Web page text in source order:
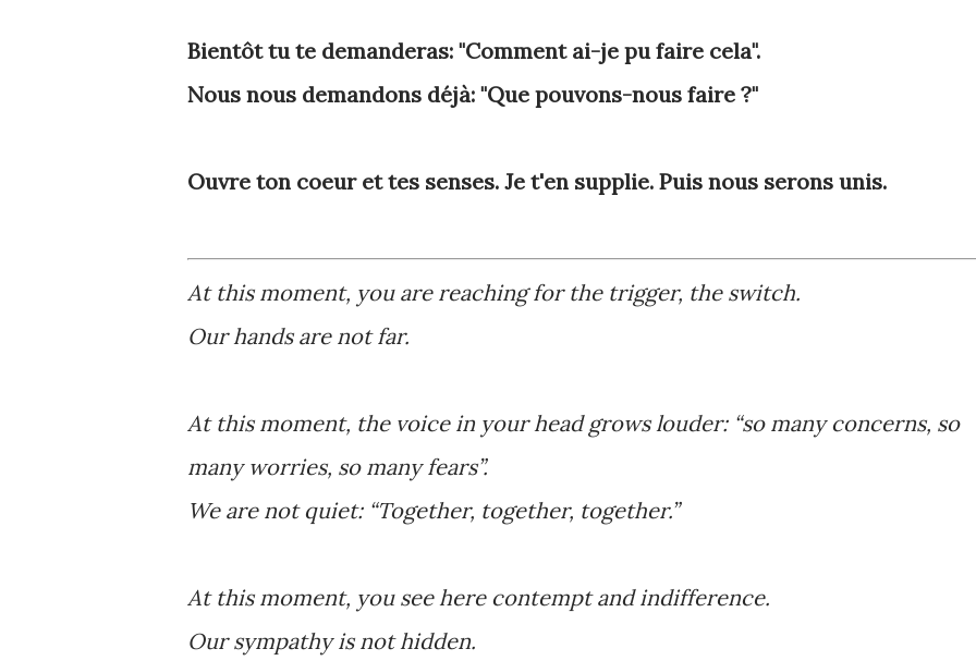
Bientôt tu te demanderas: "Comment ai-je pu faire cela".
Nous nous demandons déjà: "Que pouvons-nous faire ?"
Ouvre ton coeur et tes senses. Je t'en supplie. Puis nous serons unis.
At this moment, you are reaching for the trigger, the switch.
Our hands are not far.
At this moment, the voice in your head grows louder: “so many concerns, so
many worries, so many fears”.
We are not quiet: “Together, together, together.”
At this moment, you see here contempt and indifference.
Our sympathy is not hidden.